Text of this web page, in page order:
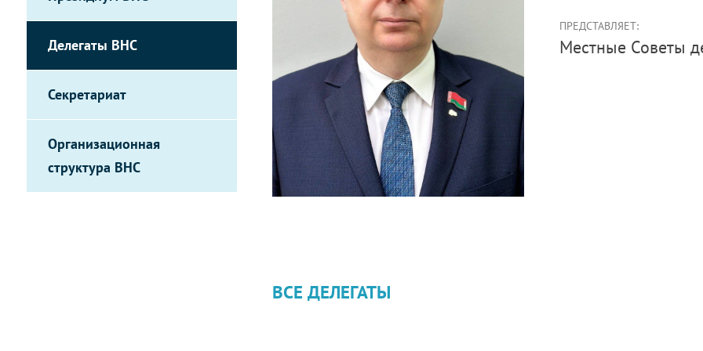
Делегаты ВНС
Секретариат
Организационная
структура ВНС
ПРЕДСТАВЛЯЕТ:
Местные Советы
ВСЕ ДЕЛЕГАТЫ